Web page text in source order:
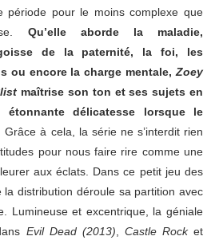
période pour le moins complexe que
Qu’elle aborde la maladie,
de la paternité, la foi, les
ou encore la charge mentale,Zoey
maîtrise son ton et ses sujets en
étonnante délicatesse lorsque le
Grâce à cela, la série ne s’interdit rien
pour nous faire rire comme une
aux éclats. Dans ce petit jeu des
la distribution déroule sa partition avec
Lumineuse et excentrique, la géniale
Evil Dead(2013), Castle Rocket